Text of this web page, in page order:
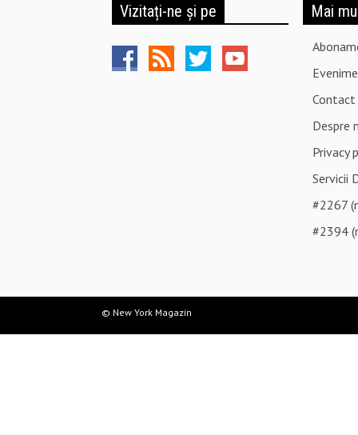
Vizitați-ne și pe Mai
Contact
Despre
Privacy
Servicii
#2267
#2394
© New York Magazin